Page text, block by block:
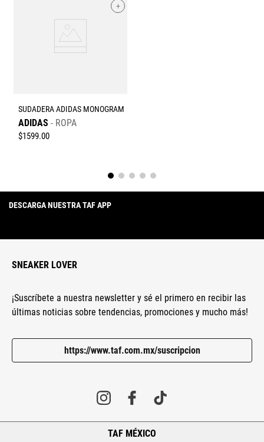
+
SUDADERA ADIDAS MONOGRAM
ADIDAS ROPA
$1599.00
DESCARGA NUESTRA TAF APP
SNEAKER LOVER
¡Suscríbete a nuestra newsletter y sé el primero en recibir las
últimas noticias sobre tendencias, promociones y mucho más!
https://www.taf.com.mx/suscripcion
TAF MÉXICO